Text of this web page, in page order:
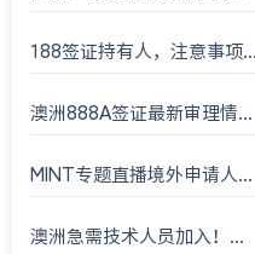
188签证持有人，注意事项...
澳洲888A签证最新审理情...
MINT专题直播境外申请人...
澳洲急需技术人员加入！...